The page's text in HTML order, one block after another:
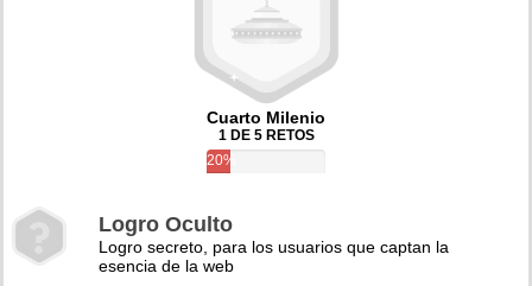
Cuarto Milenio
1 DE 5 RETOS
20%
Logro Oculto
Logro secreto, para los usuarios que captan la
esencia de la web